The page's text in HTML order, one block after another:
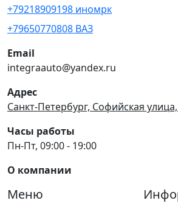
+79218909198 иномрк
+79650770808 ВАЗ
Email
integraauto@yandex.ru
Адрес
Санкт-Петербург, Софийская
Часы работы
Пн-Пт, 09:00 - 19:00
О компании
Меню